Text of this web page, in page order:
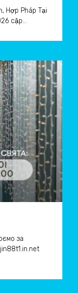
Hợp Pháp Tại
cập...
за